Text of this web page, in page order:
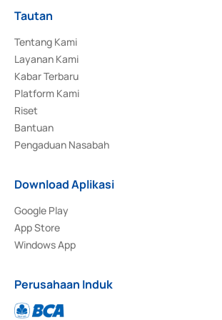
Tautan
Tentang Kami
Layanan Kami
Kabar Terbaru
Platform Kami
Riset
Bantuan
Pengaduan Nasabah
Download Aplikasi
Google Play
App Store
Windows App
Perusahaan Induk